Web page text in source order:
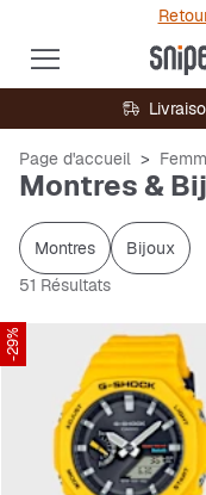
Page d'accueil
Montres &
Montres
Bijoux
51 Résultats
-29%